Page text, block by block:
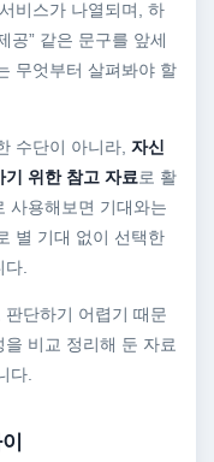
비스가 나열되며, 하
공” 같은 문구를 앞세
무엇부터 살펴봐야 할
수단이 아니라, 자신
위한 참고 자료로 활
사용해보면 기대와는
별 기대 없이 선택한
.
단하기 어렵기 때문
비교 정리해 둔 자료
다.